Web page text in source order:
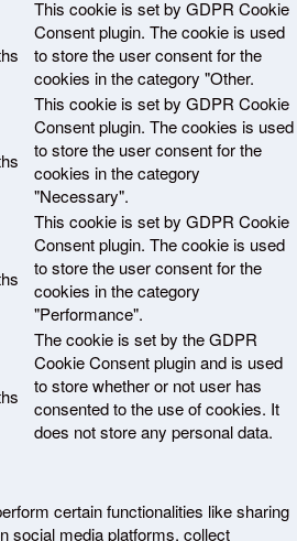
This cookie is set by GDPR Cookie
Consent plugin. The cookie is used
to store the user consent for the
cookies in the category "Other.
This cookie is set by GDPR Cookie
Consent plugin. The cookies is used
to store the user consent for the
cookies in the category
"Necessary".
This cookie is set by GDPR Cookie
Consent plugin. The cookie is used
to store the user consent for the
cookies in the category
"Performance".
The cookie is set by the GDPR
Cookie Consent plugin and is used
to store whether or not user has
consented to the use of cookies. It
does not store any personal data.
certain functionalities like sharing
social media platforms, collect